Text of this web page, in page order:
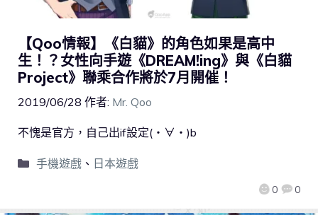
【Qoo情報】《白貓》的角色如果是高中
生！？女性向手遊《DREAM!ing》與《白貓
Project》聯乘合作將於7月開催！
2019/06/28 作者: Mr. Qoo
0 0
不愧是官方，自己出if設定(・∀・)b
手機遊戲、 日本遊戲